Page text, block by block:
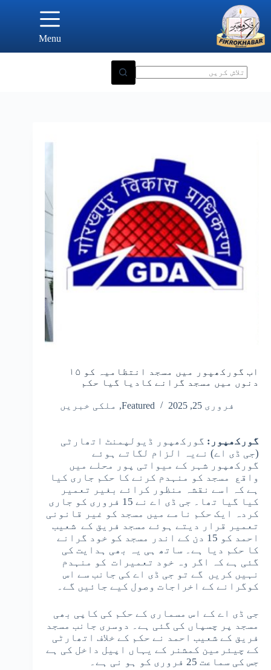
content
Menu
اب گورکھپور میں مسجد انتظامیہ کو ۱۵
دنوں میں مسجد گرانے کادیا گیا حکم
فروری 25, 2025 Featured
, ملکی خبریں
گورکھپور: گورکھپور ڈیولپمنٹ اتھارٹی
(جی ڈی اے) نےیہ الزام لگاتے ہوئے
گورکھپور شہر کے میواتی پور محلے میں
واقع مسجد کو منہدم کرنے کا حکم جاری کیا
ہے کہ اسے نقشہ منظور کرائے بغیر تعمیر
کیا گیا تھا۔ جی ڈی اے نے 15 فروری کو جاری
کردہ ایک حکم نامے میں مسجد کو غیر قانونی
تعمیر قرار دیتے ہوئے مسجد فریق کے شعیب
احمد کو 15 دن کے اندر مسجد کو خود گرانے
کا حکم دیا ہے۔ ساتھ ہی یہ بھی ہدایت کی
گئی ہے کہ اگر وہ خود تعمیرات کو منہدم
نہیں کریں گے تو جی ڈی اے کی جانب سے اس
کوگرانے کے اخراجات وصول کیے جائیں گے۔
جی ڈی اے کے اس مسماری کے حکم کی کاپی بھی
مسجد پر چسپاں کی گئی ہے۔ دوسری جانب مسجد
فریق کے شعیب احمد نے حکم کے خلاف اتھارٹی
کے چیئرمین کمشنر کے یہاں اپیل داخل کی ہے
جس کی سماعت 25 فروری کو ہو نی ہے۔